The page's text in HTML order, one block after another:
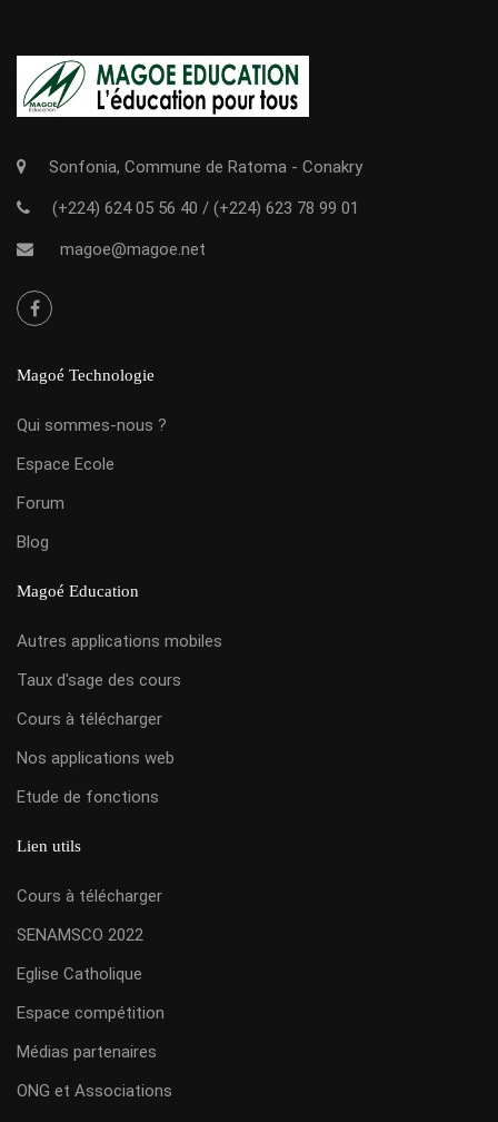
Sonfonia, Commune de Ratoma - Conakry
(+224) 624 05 56 40 / (+224) 623 78 99 01
magoe@magoe.net
Magoé Technologie
Qui sommes-nous ?
Espace Ecole
Forum
Blog
Magoé Education
Autres applications mobiles
Taux d'sage des cours
Cours à télécharger
Nos applications web
Etude de fonctions
Lien utils
Cours à télécharger
SENAMSCO 2022
Eglise Catholique
Espace compétition
Médias partenaires
ONG et Associations